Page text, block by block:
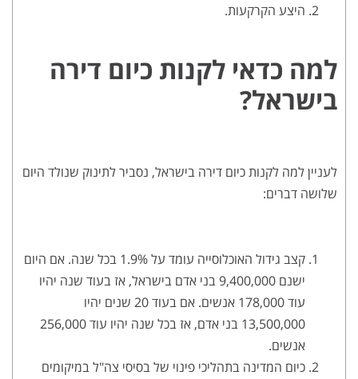
היצע הקרקעות.
למה כדאי לקנות כיום דירה
בישראל?
לעניין למה לקנות כיום דירה בישראל, נסביר לתינוק שנולד היום
שלושה דברים:
קצב גידול האוכלוסייה עומד על 1.9% בכל שנה. אם היום
ישנם 9,400,000 בני אדם בישראל, אז בעוד שנה יהיו
עוד 178,000 אנשים. אם בעוד 20 שנים יהיו
13,500,000 בני אדם, אז בכל שנה יהיו עוד 256,000
אנשים.
כיום המדינה בתהליכי פינוי של בסיסי צה"ל במיקומים